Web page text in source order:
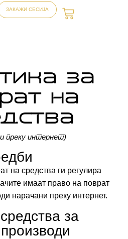
ЗАКАЖИ СЕСИЈА
за
на
преку интернет)
на средства ги регулира
имаат право на поврат
нарачани преку интернет.
за